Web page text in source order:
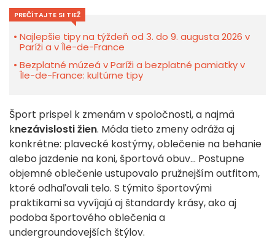
PREČÍTAJTE SI TIEŽ
Najlepšie tipy na týždeň od 3. do 9. augusta 2026 v
Paríži a v Île-de-France
Bezplatné múzeá v Paríži a bezplatné pamiatky v
Île-de-France: kultúrne tipy
Šport prispel k zmenám v spoločnosti, a najmä
knezávislosti žien. Móda tieto zmeny odráža aj
konkrétne: plavecké kostýmy, oblečenie na behanie
alebo jazdenie na koni, športová obuv... Postupne
objemné oblečenie ustupovalo pružnejším outfitom,
ktoré odhaľovali telo. S týmito športovými
praktikami sa vyvíjajú aj štandardy krásy, ako aj
podoba športového oblečenia a
undergroundovejších štýlov.